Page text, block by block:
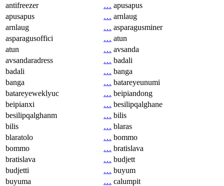
antifreezer
… apusapus
apusapus
… arnlaug
arnlaug
… asparagusminer
asparagusoffici
… atun
atun
… avsanda
avsandaradress
… badali
badali
… banga
banga
… batareyeunumi
batareyeweklyuc
… beipiandong
beipianxi
… besilipqalghane
besilipqalghanm
… bilis
bilis
… blaras
blaratolo
… bommo
bommo
… bratislava
bratislava
… budjett
budjetti
… buyum
buyuma
… calumpit